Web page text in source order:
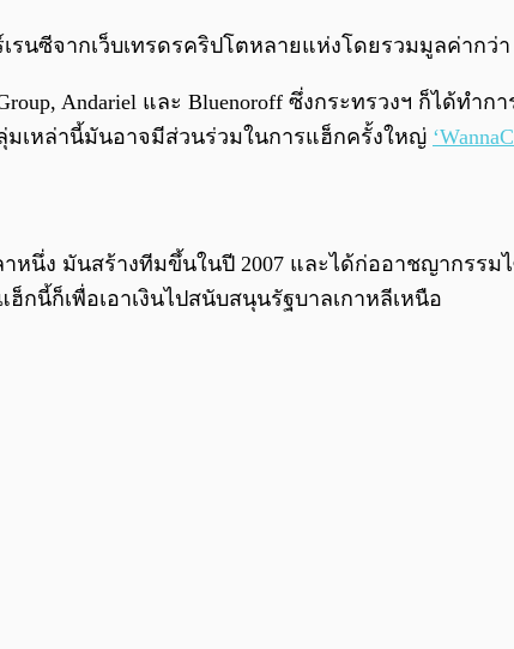
นซีจากเว็บเทรดรคริปโตหลายแห่งโดยรวมมูลค่ากว่
Andariel และ Bluenoroff ซึ่งกระทรวงฯ ก็ได้ทำ
มเหล่านี้มันอาจมีส่วนร่วมในการแฮ็กครั้งใหญ่
หนึ่ง มันสร้างทีมขึ้นในปี 2007 และได้ก่ออาชญากรรม
กนี้ก็เพื่อเอาเงินไปสนับสนุนรัฐบาลเกาหลีเหนือ